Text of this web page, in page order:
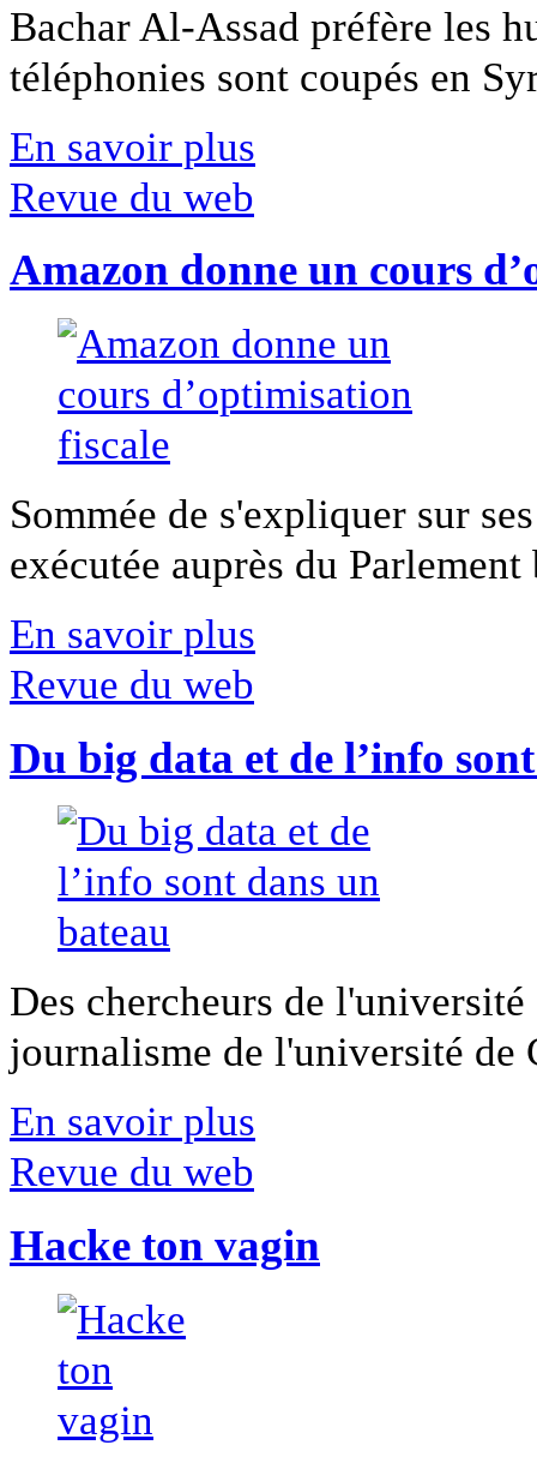
Bachar Al-Assad préfère les
téléphonies sont coupés en
En savoir plus
Revue du web
Amazon donne un cours
Sommée de s'expliquer sur
exécutée auprès du
En savoir plus
Revue du web
Du big data et de l’info
Des chercheurs de
journalisme de l'université
En savoir plus
Revue du web
Hacke ton vagin